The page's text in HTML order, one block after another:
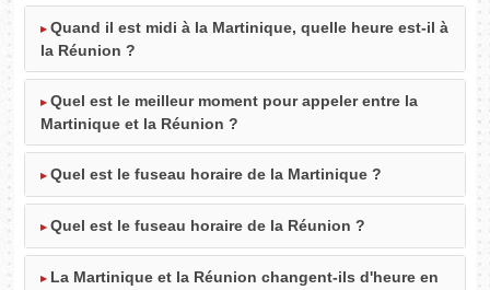
Quand il est midi à la Martinique, quelle heure est-il à
la Réunion ?
Quel est le meilleur moment pour appeler entre la
Martinique et la Réunion ?
Quel est le fuseau horaire de la Martinique ?
Quel est le fuseau horaire de la Réunion ?
La Martinique et la Réunion changent-ils d'heure en